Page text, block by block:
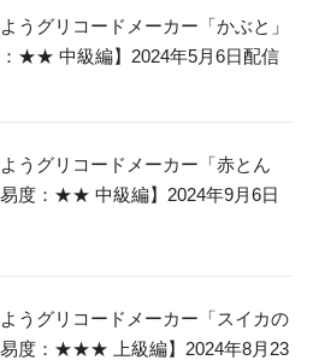
うグリコードメーカー「かぶと」
：★★ 中級編】2024年5月6日配信
うグリコードメーカー「赤とん
度：★★ 中級編】2024年9月6日
うグリコードメーカー「スイカの
度：★★★ 上級編】2024年8月23